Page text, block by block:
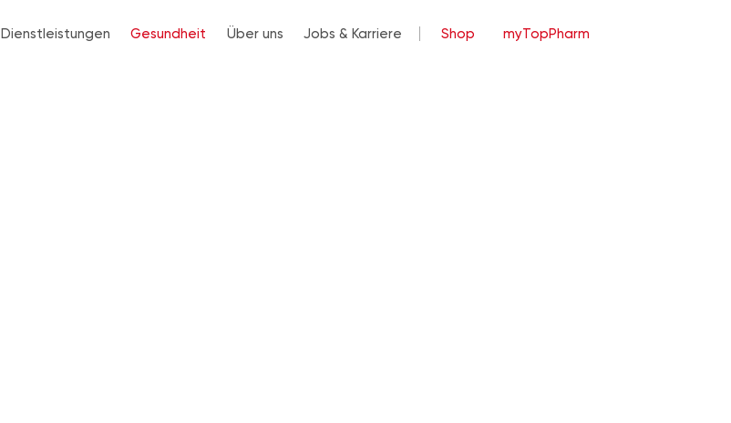
Dienstleistungen Gesundheit Über uns Jobs & Karriere Shop myTopPharm